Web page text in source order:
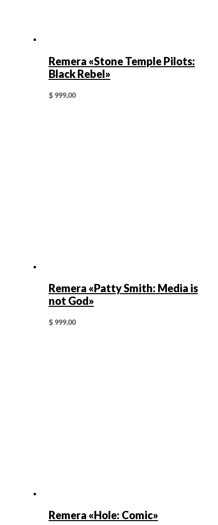
Remera «Stone Temple Pilots:
Black Rebel»
$999,00
Remera «Patty Smith: Media is
not God»
$999,00
Remera «Hole: Comic»